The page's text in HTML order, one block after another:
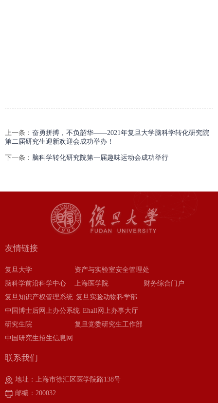
上一条： 奋勇拼搏，不负韶华——2021年复旦大学脑科学转化研究院
第二届研究生迎新欢迎会成功举办！
下一条： 脑科学转化研究院第一届趣味运动会成功举行
友情链接
复旦大学
资产与实验室安全管理处
脑科学前沿科学中心
上海医学院
财务综合门户
复旦知识产权管理系统 复旦实验动物科学部
中国博士后网上办公系统 Ehall网上办事大厅
研究生院
复旦党委研究生工作部
中国研究生招生信息网
联系我们
地址：上海市徐汇区医学院路138号
邮编：200032